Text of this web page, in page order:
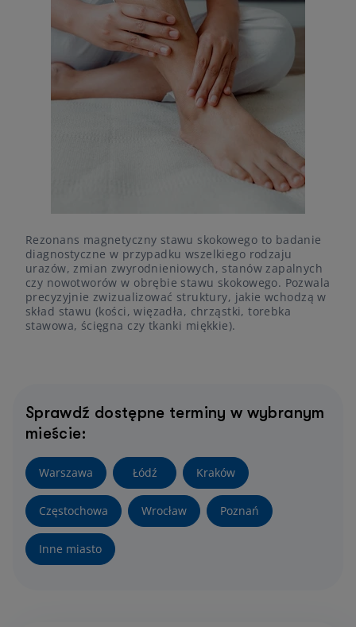
Rezonans magnetyczny stawu skokowego to badanie
diagnostyczne w przypadku wszelkiego rodzaju
urazów, zmian zwyrodnieniowych, stanów zapalnych
czy nowotworów w obrębie stawu skokowego. Pozwala
precyzyjnie zwizualizować struktury, jakie wchodzą w
skład stawu (kości, więzadła, chrząstki, torebka
stawowa, ścięgna czy tkanki miękkie).
Sprawdź dostępne terminy w wybranym
mieście:
Warszawa Łódź Kraków
Częstochowa Wrocław Poznań
Inne miasto